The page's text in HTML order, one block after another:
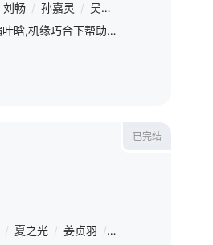
/ 吴昊宸 / 薛佳凝 /
刘畅 / 孙嘉灵 / 吴芊盈
自律勤奋的杂志主编叶晗,机缘巧合下帮助笨拙可爱的体育老师李潇潇化解了一次又一次尴尬的危机,却因为过去的遭遇,难以迈出爱的脚步;热情直接的杂志出版人徐嘉成,遇见了曾经的模特一姐童伊雯,两人在对爱情与
已完结
/ 夏之光 / 姜贞羽 / 完颜洛绒